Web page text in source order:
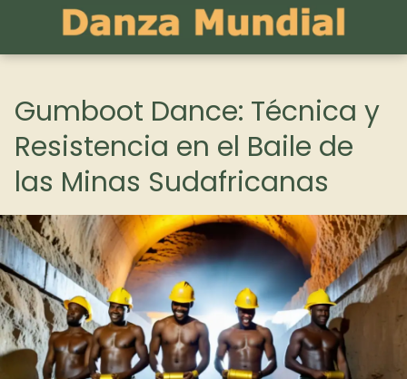
Gumboot Dance: Técnica y
Resistencia en el Baile de
las Minas Sudafricanas